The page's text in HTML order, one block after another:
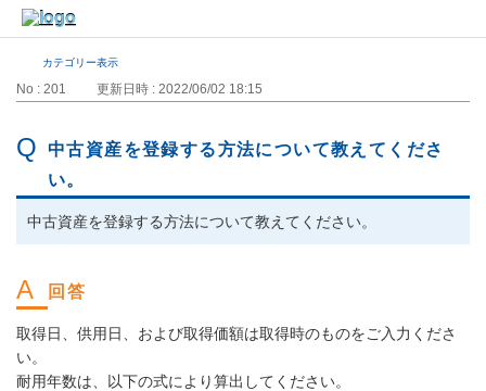
カテゴリー表示
No : 201 更新日時 : 2022/06/02 18:15
中古資産を登録する方法について教えてくださ
い。
中古資産を登録する方法について教えてください。
取得日、供用日、および取得価額は取得時のものをご入力くださ
い。
耐用年数は、以下の式により算出してください。